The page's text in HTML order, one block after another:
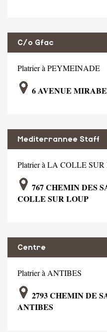
C/o Gfac
Platrier à PEYMEINADE
6 AVENUE
Mediterrannee Staff
Platrier à LA COLLE
767 CHEMIN DES
COLLE SUR LOUP
Centre
Platrier à ANTIBES
2793 CHEMIN DE
ANTIBES